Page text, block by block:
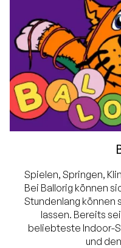
Spielen, Springen,
Bei Ballorig können
Stundenlang können
lassen. Bereits
beliebteste Indoor-
und